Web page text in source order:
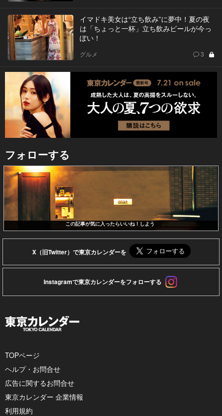
イマドキ美女は“立ち飲み”に夢中！夏の夜
は「ちょっと一杯」立ち飲みビールが今っ
ぽい！
グルメ 3
フォローする
この記事が気に入ったらいいね！しよう
X（旧Twitter）で東京カレンダーを
Instagramで東京カレンダーをフォローする
TOPページ
ヘルプ・お問合せ
広告に関するお問合せ
東京カレンダー 企業情報
利用規約